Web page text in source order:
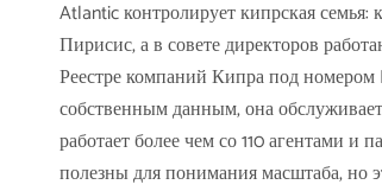
Atlantic контролирует кипрская
Пирисис, а в совете директоров
Реестре компаний Кипра под номером
собственным данным, она
работает более чем со 110 агентами
полезны для понимания масштаба, но